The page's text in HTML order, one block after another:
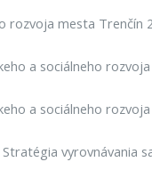
rozvoja mesta Trenčín
a sociálneho
a sociálneho
vyrovnávania